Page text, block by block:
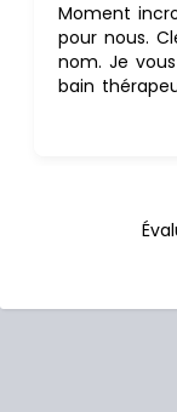
aussi bien pour
est d’une